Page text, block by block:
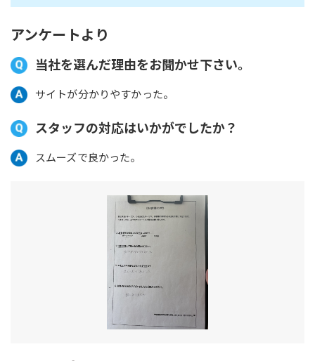
アンケートより
当社を選んだ理由をお聞かせ下さい。
サイトが分かりやすかった。
スタッフの対応はいかがでしたか？
スムーズで良かった。